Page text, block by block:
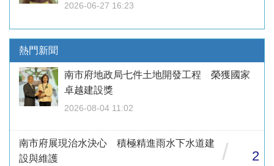
2026-06-27 16:23
熱門新聞
南市府地政局七件土地開發工程 榮獲國家
卓越建設獎
2026-08-04 11:02
南市府展現治水決心 積極精進雨水下水道建
設與維護
/ 2